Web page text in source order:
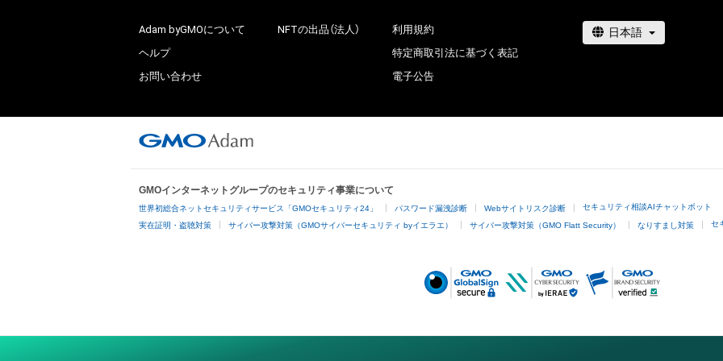
Adam byGMOについて
ヘルプ
お問い合わせ
NFTの出品（法人）
利用規約
特定商取引法に基づく表記
電子公告
GMOインターネットグループのセキュリティ事業について
世界初総合ネットセキュリティサービス「GMOセキュリティ24」 パスワード漏洩診断 Webサイトリスク診断 セキュリティ相談AIチャットボット
実在証明・盗聴対策 サイバー攻撃対策（GMOサイバーセキュリティ byイエラエ） サイバー攻撃対策（GMO Flatt Security） なりすまし対策 セ